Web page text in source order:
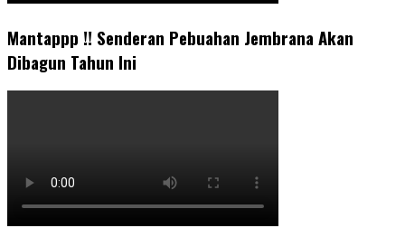
Mantappp !! Senderan Pebuahan Jembrana Akan
Dibagun Tahun Ini